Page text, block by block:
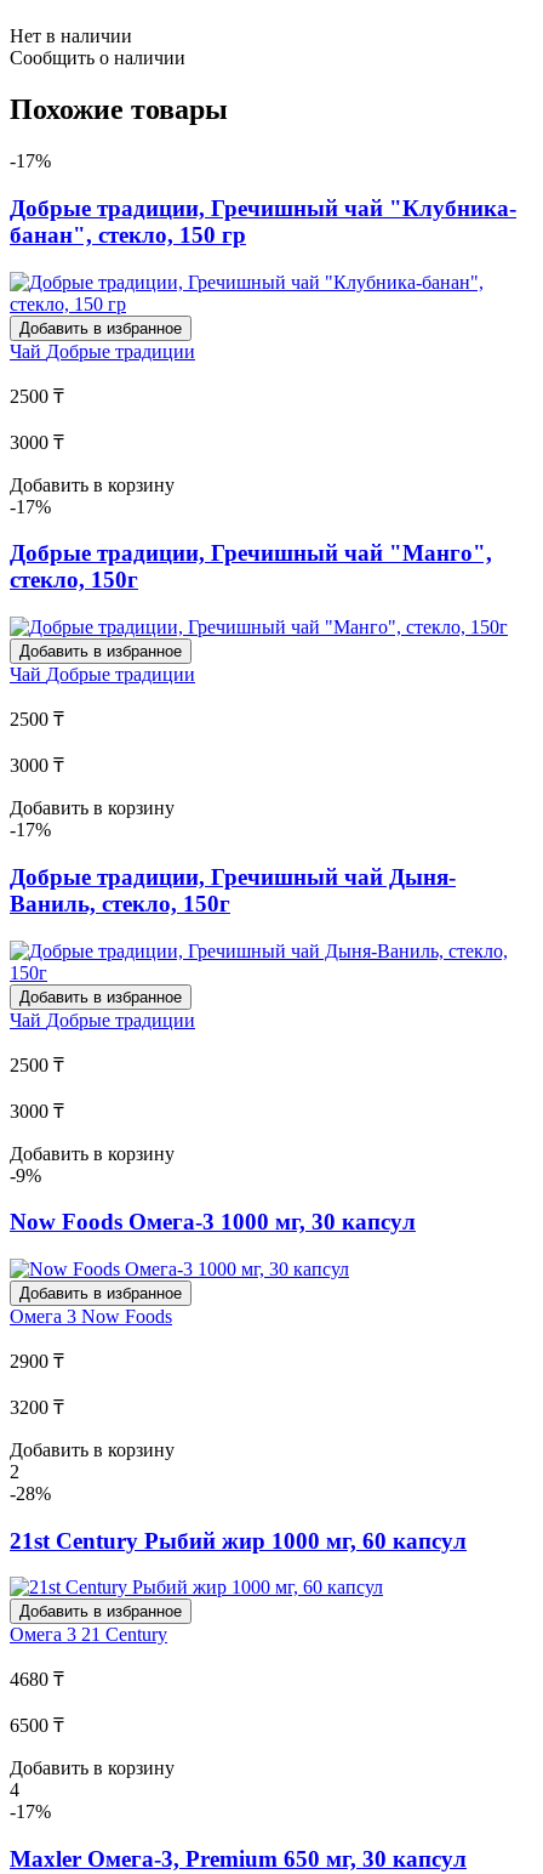
Нет в наличии
Сообщить о наличии
Похожие товары
-17%
Добрые традиции, Гречишный чай "Клубника-
банан", стекло, 150 гр
Добавить в избранное
Чай Добрые традиции
2500 ₸
3000 ₸
Добавить в корзину
-17%
Добрые традиции, Гречишный чай "Манго",
стекло, 150г
Добавить в избранное
Чай Добрые традиции
2500 ₸
3000 ₸
Добавить в корзину
-17%
Добрые традиции, Гречишный чай Дыня-
Ваниль, стекло, 150г
Добавить в избранное
Чай Добрые традиции
2500 ₸
3000 ₸
Добавить в корзину
-9%
Now Foods Омега-3 1000 мг, 30 капсул
Добавить в избранное
Омега 3 Now Foods
2900 ₸
3200 ₸
Добавить в корзину
2
-28%
21st Century Рыбий жир 1000 мг, 60 капсул
Добавить в избранное
Омега 3 21 Century
4680 ₸
6500 ₸
Добавить в корзину
4
-17%
Maxler Омега-3, Premium 650 мг, 30 капсул